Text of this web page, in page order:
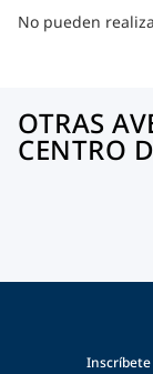
No pueden
OTRAS
CENTRO